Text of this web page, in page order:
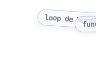
loop de